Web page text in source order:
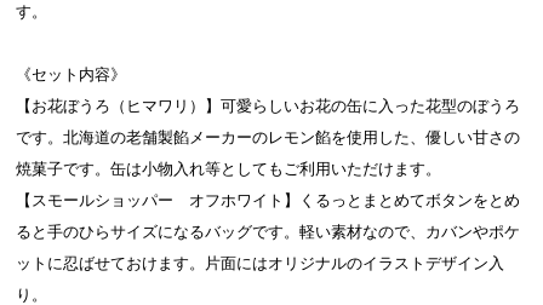
す。
《セット内容》
【お花ぼうろ（ヒマワリ）】可愛らしいお花の缶に入った花型のぼうろ
です。北海道の老舗製餡メーカーのレモン餡を使用した、優しい甘さの
焼菓子です。缶は小物入れ等としてもご利用いただけます。
【スモールショッパー オフホワイト】くるっとまとめてボタンをとめ
ると手のひらサイズになるバッグです。軽い素材なので、カバンやポケ
ットに忍ばせておけます。片面にはオリジナルのイラストデザイン入
り。